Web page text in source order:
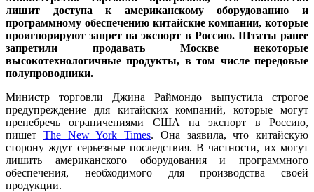
лишит доступа к американскому оборудованию и
программному обеспечению китайские компании, которые
проигнорируют запрет на экспорт в Россию. Штаты ранее
запретили продавать Москве некоторые
высокотехнологичные продукты, в том числе передовые
полупроводники.
Министр торговли Джина Раймондо выпустила строгое
предупреждение для китайских компаний, которые могут
пренебречь ограничениями США на экспорт в Россию,
пишет The New York Times. Она заявила, что китайскую
сторону ждут серьезные последствия. В частности, их могут
лишить американского оборудования и программного
обеспечения, необходимого для производства своей
продукции.